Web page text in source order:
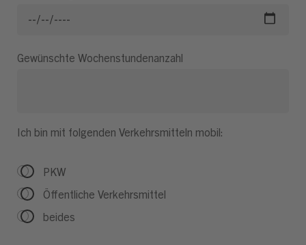
Gewünschte Wochenstundenanzahl
Ich bin mit folgenden Verkehrsmitteln mobil:
PKW
Öffentliche Verkehrsmittel
beides